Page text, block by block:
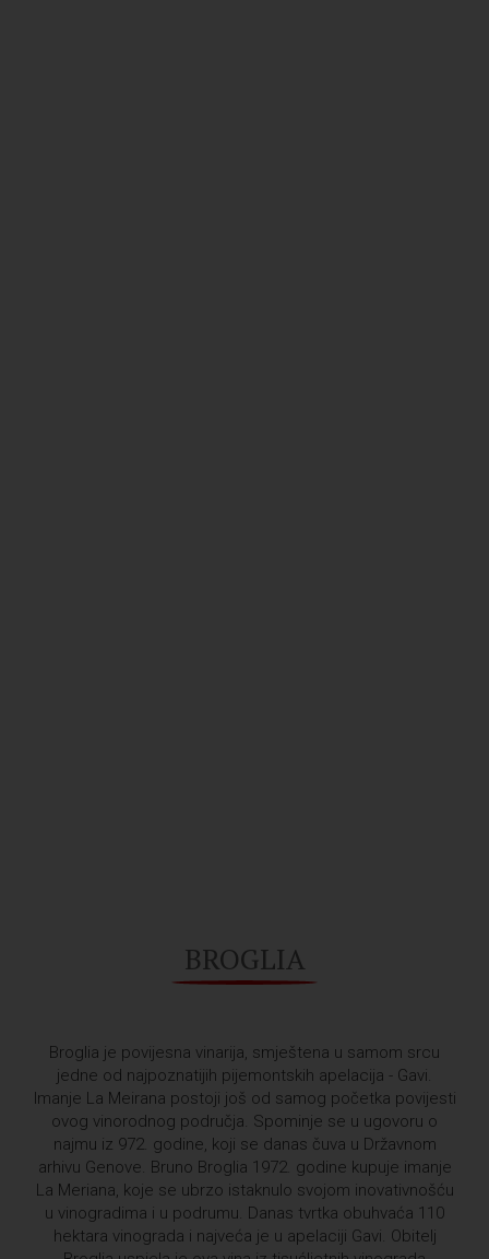
BROGLIA
Broglia je povijesna vinarija, smještena u samom srcu
jedne od najpoznatijih pijemontskih apelacija - Gavi.
Imanje La Meirana postoji još od samog početka povijesti
ovog vinorodnog područja. Spominje se u ugovoru o
najmu iz 972. godine, koji se danas čuva u Državnom
arhivu Genove. Bruno Broglia 1972. godine kupuje imanje
La Meriana, koje se ubrzo istaknulo svojom inovativnošću
u vinogradima i u podrumu. Danas tvrtka obuhvaća 110
hektara vinograda i najveća je u apelaciji Gavi. Obitelj